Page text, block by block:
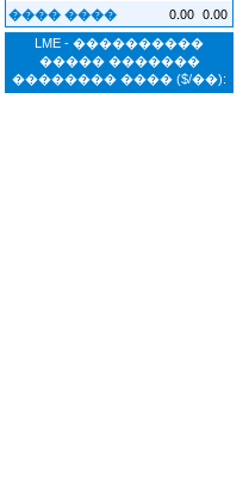
���� ���� 0.00 0.00
LME - ����������
����� �������
�������� ���� ($/��):